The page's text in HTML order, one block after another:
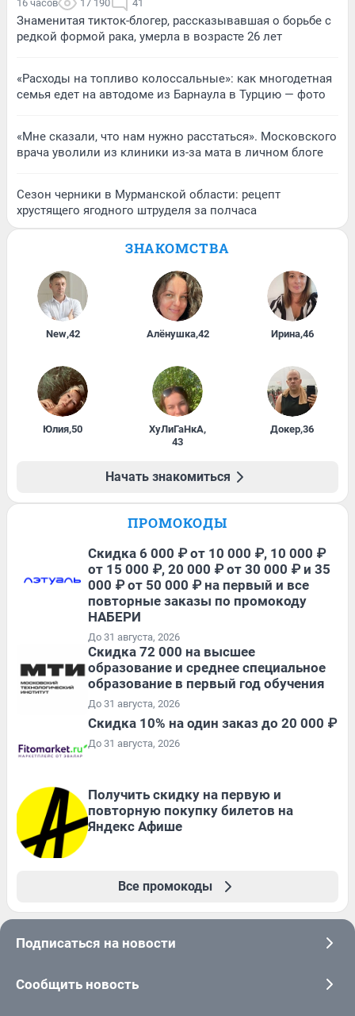
16 часов 17 190 41
Знаменитая тикток-блогер, рассказывавшая о борьбе с
редкой формой рака, умерла в возрасте 26 лет
«Расходы на топливо колоссальные»: как многодетная
семья едет на автодоме из Барнаула в Турцию — фото
«Мне сказали, что нам нужно расстаться». Московского
врача уволили из клиники из-за мата в личном блоге
Сезон черники в Мурманской области: рецепт
хрустящего ягодного штруделя за полчаса
ЗНАКОМСТВА
New,42 Алёнушка,42 Ирина,46
Юлия,50 ХуЛиГаНкА,
43
Докер,36
Начать знакомиться
ПРОМОКОДЫ
Скидка 6 000 ₽ от 10 000 ₽, 10 000 ₽
от 15 000 ₽, 20 000 ₽ от 30 000 ₽ и 35
000 ₽ от 50 000 ₽ на первый и все
повторные заказы по промокоду
НАБЕРИ
До 31 августа, 2026
Скидка 72 000 на высшее
образование и среднее специальное
образование в первый год обучения
До 31 августа, 2026
Скидка 10% на один заказ до 20 000 ₽
До 31 августа, 2026
Получить скидку на первую и
повторную покупку билетов на
Яндекс Афише
Все промокоды
Подписаться на новости
Сообщить новость